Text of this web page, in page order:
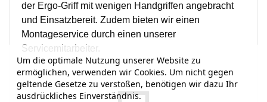
der Ergo-Griff mit wenigen Handgriffen angebracht
und Einsatzbereit. Zudem bieten wir einen
Montageservice durch einen unserer
Servicemitarbeiter.
Um die optimale Nutzung unserer Website zu
ermöglichen, verwenden wir Cookies. Um nicht gegen
geltende Gesetze zu verstoßen, benötigen wir dazu Ihr
ausdrückliches Einverständnis.